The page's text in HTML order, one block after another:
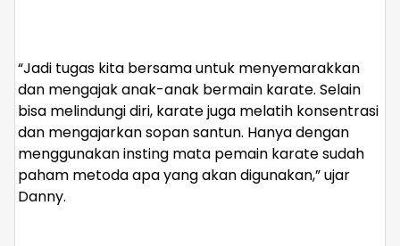
“Jadi tugas kita bersama untuk menyemarakkan
dan mengajak anak-anak bermain karate. Selain
bisa melindungi diri, karate juga melatih konsentrasi
dan mengajarkan sopan santun. Hanya dengan
menggunakan insting mata pemain karate sudah
paham metoda apa yang akan digunakan,” ujar
Danny.